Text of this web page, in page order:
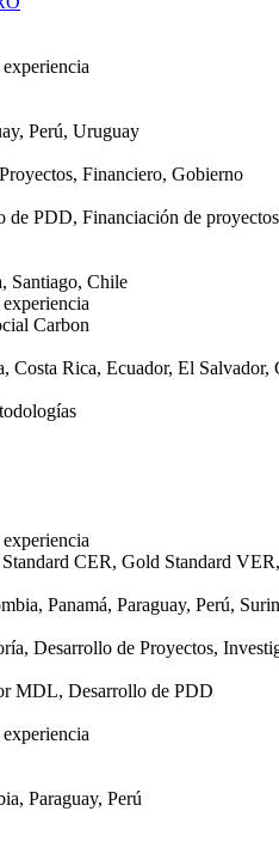
Perú, Uruguay
Financiero, Gobierno
PDD, Financiación de
Santiago, Chile
Carbon
Costa Rica, Ecuador, El
CER, Gold Standard
Panamá, Paraguay, Perú,
Desarrollo de Proyectos,
MDL, Desarrollo de PDD
Paraguay, Perú